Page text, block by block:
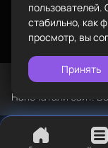
BESTFILAMENT,
Напечатали сайт.
Политика
стабильно, как
просмотр, вы
Принять